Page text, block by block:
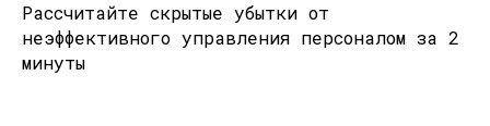
Рассчитайте скрытые убытки от
неэффективного управления персоналом за 2
минуты